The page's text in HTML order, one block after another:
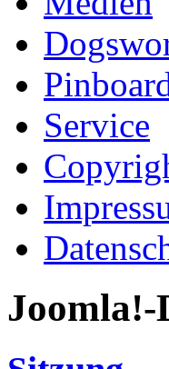
Service
Joomla!-